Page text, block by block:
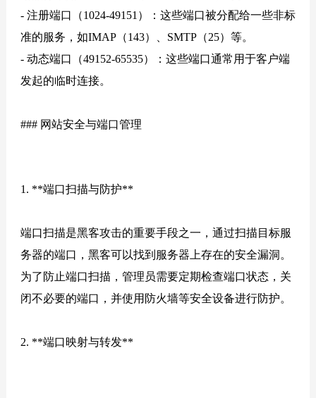
- 注册端口（1024-49151）：这些端口被分配给一些非标
准的服务，如IMAP（143）、SMTP（25）等。
- 动态端口（49152-65535）：这些端口通常用于客户端
发起的临时连接。
### 网站安全与端口管理
1. **端口扫描与防护**
端口扫描是黑客攻击的重要手段之一，通过扫描目标服
务器的端口，黑客可以找到服务器上存在的安全漏洞。
为了防止端口扫描，管理员需要定期检查端口状态，关
闭不必要的端口，并使用防火墙等安全设备进行防护。
2. **端口映射与转发**